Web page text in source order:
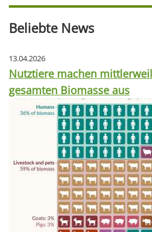
Beliebte News
13.04.2026
Nutztiere machen
gesamten Biomasse aus